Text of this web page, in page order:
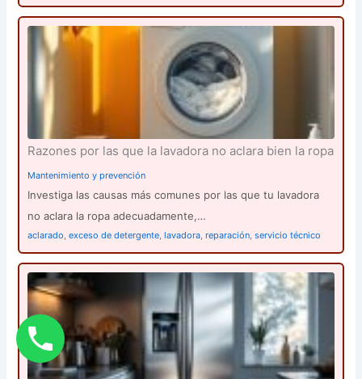
Razones por las que la lavadora no aclara bien la ropa
Mantenimiento y prevención
Investiga las causas más comunes por las que tu lavadora
no aclara la ropa adecuadamente,…
aclarado,exceso de detergente,lavadora,reparación,servicio técnico